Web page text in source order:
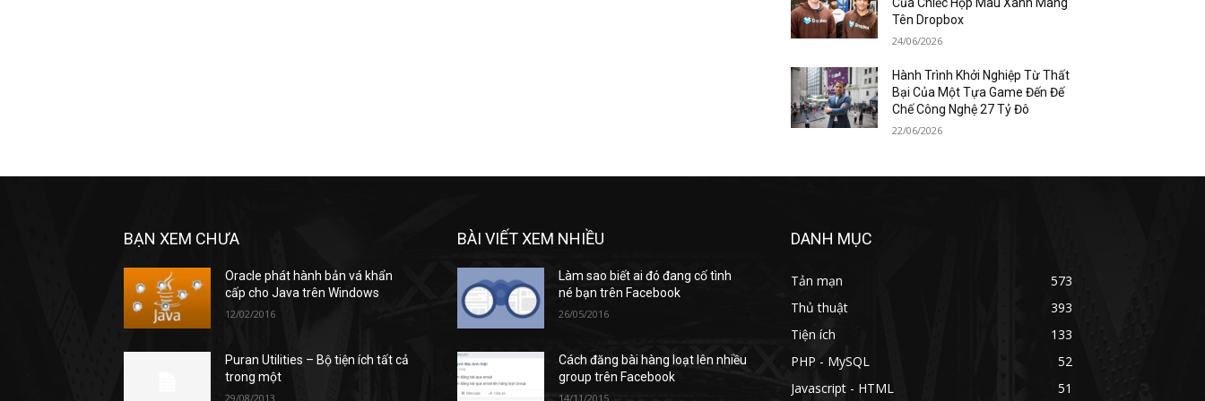
Tên Dropbox
24/06/2026
Hành Trình Khởi Nghiệp Từ Thất
Bại Của Một Tựa Game Đến Đế
Chế Công Nghệ 27 Tỷ Đô
22/06/2026
BẠN XEM CHƯA
Oracle phát hành bản vá khẩn
cấp cho Java trên Windows
12/02/2016
Puran Utilities – Bộ tiện ích tất cả
trong một
29/08/2013
BÀI VIẾT XEM NHIỀU
Làm sao biết ai đó đang cố tình
né bạn trên Facebook
26/05/2016
Cách đăng bài hàng loạt lên nhiều
group trên Facebook
14/11/2015
DANH MỤC
Tản mạn
573
Thủ thuật
393
Tiện ích
133
PHP - MySQL
52
Javascript - HTML
51